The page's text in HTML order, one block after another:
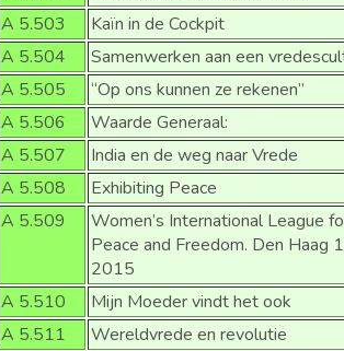
A 5.503
Kaïn in de Cockpit
A 5.504
Samenwerken aan een
A 5.505
“Op ons kunnen ze rekenen”
A 5.506
Waarde Generaal:
A 5.507
India en de weg naar Vrede
A 5.508
Exhibiting Peace
A 5.509
Women’s International League
Peace and Freedom. Den Haag
2015
A 5.510
Mijn Moeder vindt het ook
A 5.511
Wereldvrede en revolutie